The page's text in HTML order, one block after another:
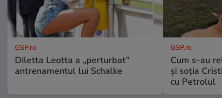
GSP.ro
Diletta Leotta a „perturbat”
antrenamentul lui Schalke
GSP.ro
Cum s-au
și soția
cu Petrolul